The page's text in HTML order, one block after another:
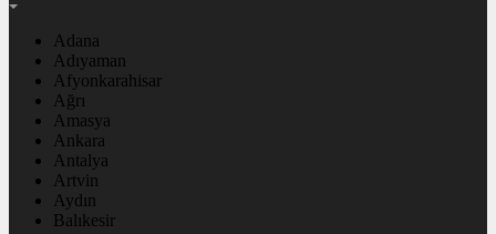
Adana
Adıyaman
Afyonkarahisar
Ağrı
Amasya
Ankara
Antalya
Artvin
Aydın
Balıkesir